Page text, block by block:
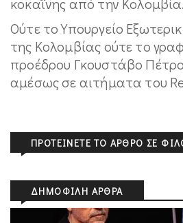
Ούτε το Υπουργείο
της Κολομβίας ούτε το
προέδρου Γκουστάβο
αμέσως σε αιτήματα του
ΠΡΟΤΕΊΝΕΤΕ ΤΟ ΆΡΘΡΟ ΣΕ
ΔΗΜΟΦΙΛΉ ΆΡΘΡΑ